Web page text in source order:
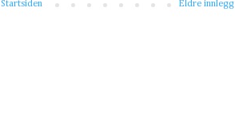
Eldre innlegg
Startsiden